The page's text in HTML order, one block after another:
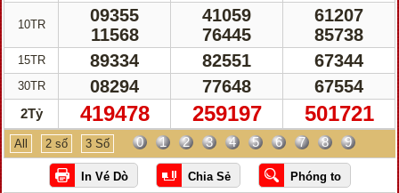
10TR
15TR
30TR
2Tỷ
09355
11568
89334
08294
419478
41059
76445
82551
77648
259197
61207
85738
67344
67554
501721
All 2 số 3 Số 0 1 2 3 4 5 6 7 8 9